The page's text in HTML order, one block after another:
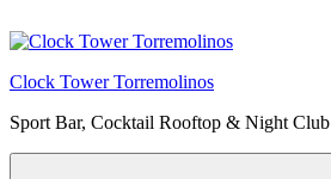
al
Clock Tower Torremolinos
Sport Bar, Cocktail Rooftop & Night Club